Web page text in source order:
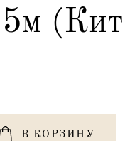
В КОРЗИНУ